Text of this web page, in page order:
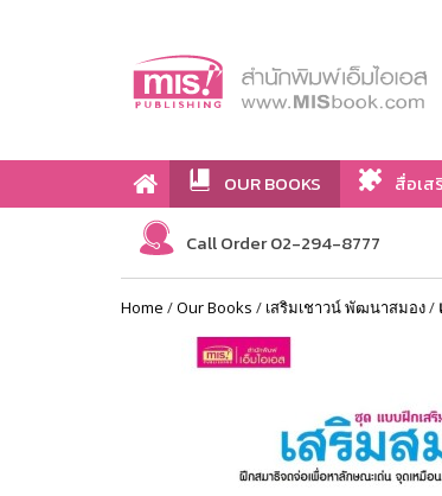
OUR BOOKS สื่อเส
Call Order 02-294-8777
Home /Our Books / เสริมเชาวน์ พัฒนาสมอง/